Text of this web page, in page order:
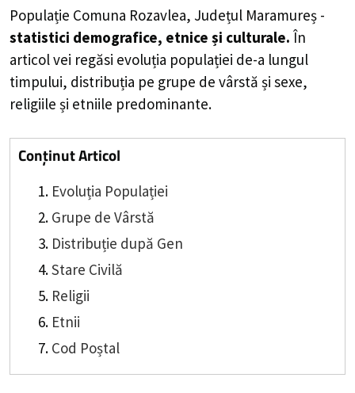
Populație Comuna Rozavlea, Județul Maramureș -
statistici demografice, etnice și culturale. În
articol vei regăsi evoluția populației de-a lungul
timpului, distribuția pe grupe de vârstă și sexe,
religiile și etniile predominante.
Conținut Articol
Evoluția Populației
Grupe de Vârstă
Distribuție după Gen
Stare Civilă
Religii
Etnii
Cod Poștal